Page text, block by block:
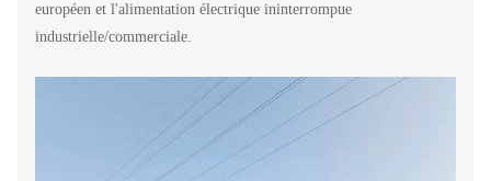
européen et l'alimentation électrique ininterrompue
industrielle/commerciale.